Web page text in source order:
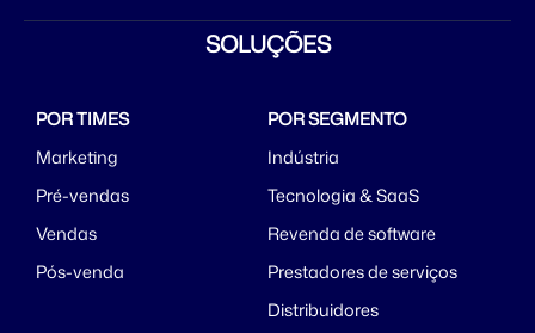
SOLUÇÕES
POR TIMES
Marketing
Pré-vendas
Vendas
Pós-venda
POR SEGMENTO
Indústria
Tecnologia & SaaS
Revenda de software
Prestadores de serviços
Distribuidores